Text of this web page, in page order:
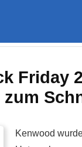
Friday
Kenwood